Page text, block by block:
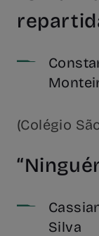
(Colégio
Silva